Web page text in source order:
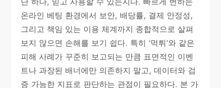
온라인 베팅 환경에서 보안, 배당률, 결제 안정성,
그리고 책임 있는 이용 체계까지 종합적으로 살펴
보지 않으면 손해를 보기 쉽다. 특히 ‘먹튀’와 같은
피해 사례가 꾸준히 보고되는 만큼 표면적인 이벤
트나 과장된 배너에만 의존하지 말고, 데이터와 검
증 가능한 지표로 판단하는 관점이 필요하다. 본 가